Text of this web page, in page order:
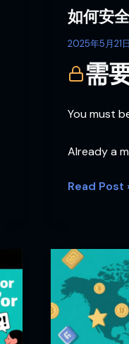
如何安
2025年5月21日
需
You must
Already a
Read Post
干
货！
全
10